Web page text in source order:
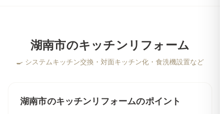
湖南市のキッチンリフォーム
🍳 システムキッチン交換・対面キッチン化・食洗機設置など
湖南市のキッチンリフォームのポイント